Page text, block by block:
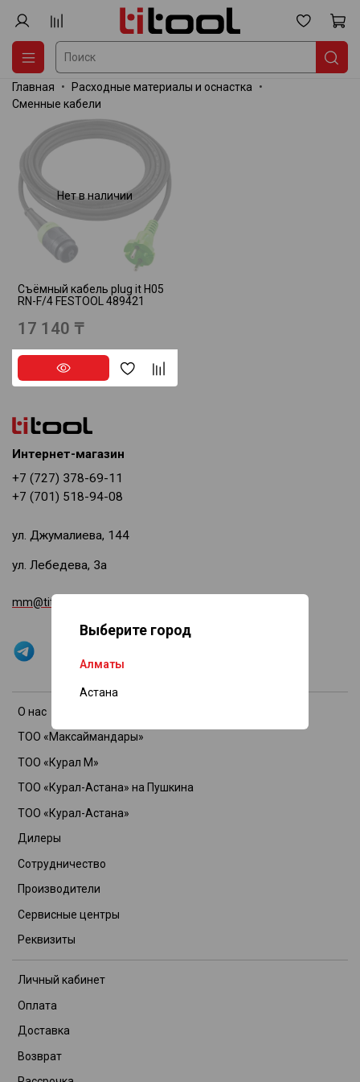
Выберите город
Алматы
Астана
Главная
Расходные материалы и оснастка
Сменные кабели
Нет в наличии
Съёмный кабель plug it H05
RN-F/4 FESTOOL 489421
17 140 ₸
О нас
ТОО «Максаймандары»
ТОО «Курал М»
ТОО «Курал-Астана» на Пушкина
ТОО «Курал-Астана»
Дилеры
Сотрудничество
Производители
Сервисные центры
Реквизиты
Личный кабинет
Оплата
Доставка
Возврат
Интернет-магазин
+7 (727) 378-69-11
+7 (701) 518-94-08
ул. Джумалиева, 144
ул. Лебедева, 3а
mm@titool.kz